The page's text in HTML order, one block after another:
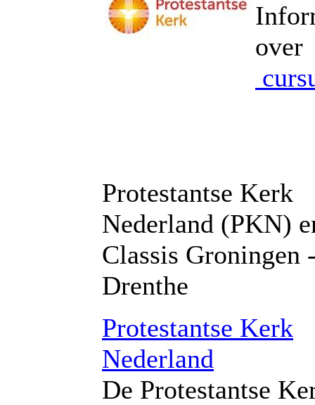
over
Protestantse Kerk
Nederland (PKN)
Classis Groningen
Drenthe
Protestantse Kerk
Nederland
De Protestantse